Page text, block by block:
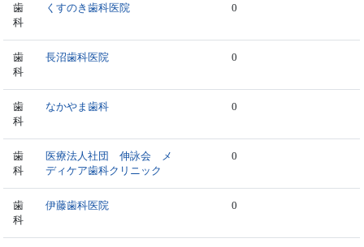
歯
科
くすのき歯科医院 0
歯
科
長沼歯科医院 0
歯
科
なかやま歯科 0
歯
科
医療法人社団 伸詠会 メ
ディケア歯科クリニック
0
歯
科
伊藤歯科医院 0